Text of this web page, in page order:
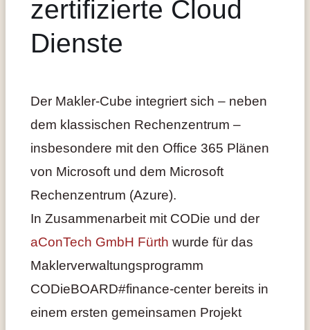
zertifizierte Cloud
Dienste
Der Makler-Cube integriert sich – neben
dem klassischen Rechenzentrum –
insbesondere mit den Office 365 Plänen
von Microsoft und dem Microsoft
Rechenzentrum (Azure).
In Zusammenarbeit mit CODie und der
aConTech GmbH Fürth wurde für das
Maklerverwaltungsprogramm
CODieBOARD#finance-center bereits in
einem ersten gemeinsamen Projekt